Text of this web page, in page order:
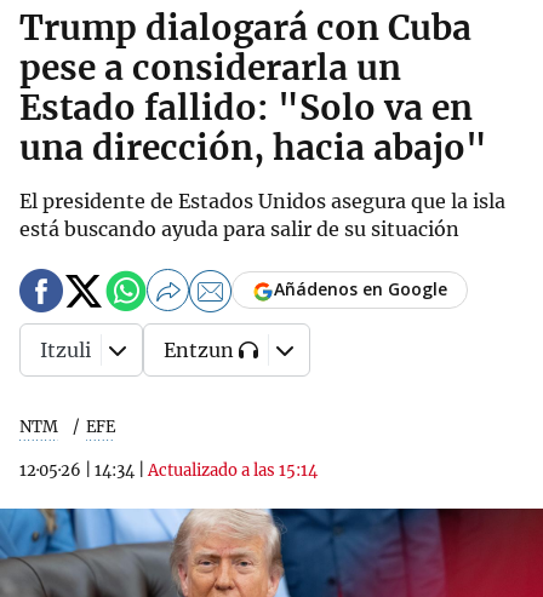
Trump dialogará con Cuba
pese a considerarla un
Estado fallido: "Solo va en
una dirección, hacia abajo"
El presidente de Estados Unidos asegura que la isla
está buscando ayuda para salir de su situación
NTM EFE
12·05·26 14:34 |Actualizado a las 15:14
Añádenos en Google
Itzuli Entzun